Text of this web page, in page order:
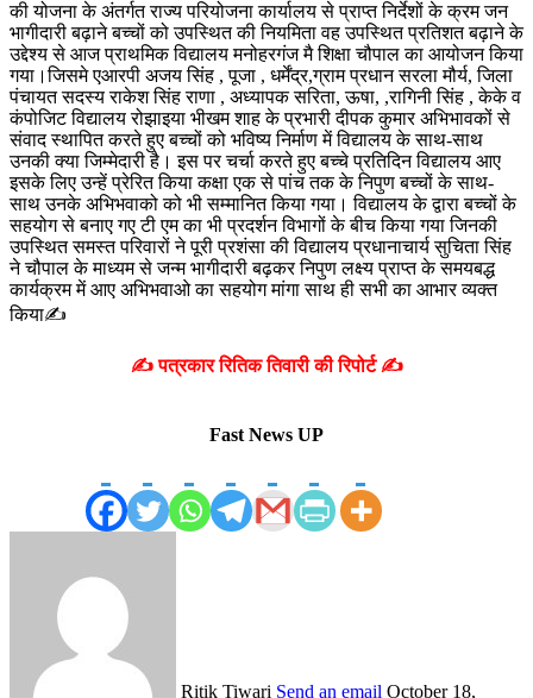
की योजना के अंतर्गत राज्य परियोजना कार्यालय से प्राप्त निर्देशों के क्रम जन
भागीदारी बढ़ाने बच्चों को उपस्थित की नियमिता वह उपस्थित प्रतिशत बढ़ाने के
उद्देश्य से आज प्राथमिक विद्यालय मनोहरगंज मै शिक्षा चौपाल का आयोजन किया
गया।जिसमे एआरपी अजय सिंह , पूजा , धर्मेंद्र,ग्राम प्रधान सरला मौर्य, जिला
पंचायत सदस्य राकेश सिंह राणा , अध्यापक सरिता, ऊषा, ,रागिनी सिंह , केके व
कंपोजिट विद्यालय रोझाइया भीखम शाह के प्रभारी दीपक कुमार अभिभावकों से
संवाद स्थापित करते हुए बच्चों को भविष्य निर्माण में विद्यालय के साथ-साथ
उनकी क्या जिम्मेदारी है। इस पर चर्चा करते हुए बच्चे प्रतिदिन विद्यालय आए
इसके लिए उन्हें प्रेरित किया कक्षा एक से पांच तक के निपुण बच्चों के साथ-
साथ उनके अभिभवाको को भी सम्मानित किया गया। विद्यालय के द्वारा बच्चों के
सहयोग से बनाए गए टी एम का भी प्रदर्शन विभागों के बीच किया गया जिनकी
उपस्थित समस्त परिवारों ने पूरी प्रशंसा की विद्यालय प्रधानाचार्य सुचिता सिंह
ने चौपाल के माध्यम से जन्म भागीदारी बढ़कर निपुण लक्ष्य प्राप्त के समयबद्ध
कार्यक्रम में आए अभिभवाओ का सहयोग मांगा साथ ही सभी का आभार व्यक्त
किया✍️
✍️ पत्रकार रितिक तिवारी की रिपोर्ट ✍️
Fast News UP
Ritik Tiwari Send an email October 18,